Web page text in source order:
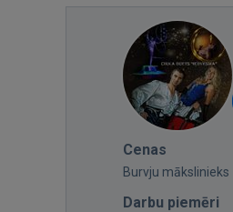
Cenas
Burvju mākslinieks
Darbu piemēri